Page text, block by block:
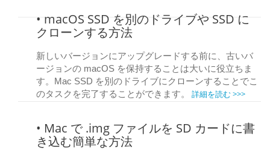
• macOS SSD を別のドライブや SSD に
クローンする方法
新しいバージョンにアップグレードする前に、古いバ
ージョンの macOS を保持することは大いに役立ちま
す。Mac SSD を別のドライブにクローンすることでこ
のタスクを完了することができます。
詳細を読む >>>
• Mac で .img ファイルを SD カードに書
き込む簡単な方法